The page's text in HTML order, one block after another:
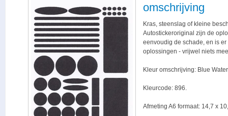
omschrijving
Kras, steenslag of kleine
Autostickeroriginal zijn de
eenvoudig de schade, en is
oplossingen - vrijwel niets
Kleur omschrijving: Blue
Kleurcode: 896.
Afmeting A6 formaat: 14,7 x